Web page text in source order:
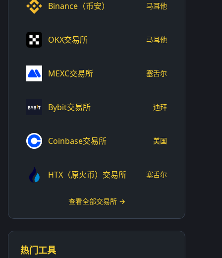
Binance（币安） 马耳他
OKX交易所 马耳他
MEXC交易所 塞舌尔
Bybit交易所 迪拜
Coinbase交易所 美国
HTX（原火币）交易所 塞舌尔
查看全部交易所 →
热门工具